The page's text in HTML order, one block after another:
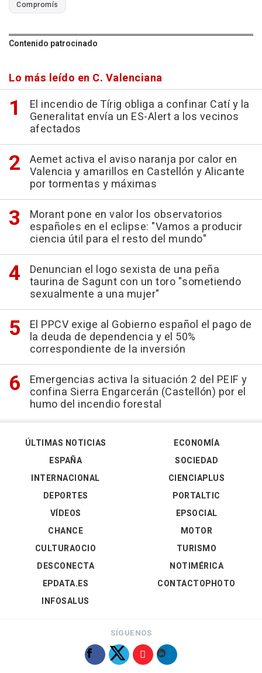
Compromís
Contenido patrocinado
Lo más leído en C. Valenciana
El incendio de Tírig obliga a confinar Catí y la
Generalitat envía un ES-Alert a los vecinos
afectados
Aemet activa el aviso naranja por calor en
Valencia y amarillos en Castellón y Alicante
por tormentas y máximas
Morant pone en valor los observatorios
españoles en el eclipse: "Vamos a producir
ciencia útil para el resto del mundo"
Denuncian el logo sexista de una peña
taurina de Sagunt con un toro "sometiendo
sexualmente a una mujer"
El PPCV exige al Gobierno español el pago de
la deuda de dependencia y el 50%
correspondiente de la inversión
Emergencias activa la situación 2 del PEIF y
confina Sierra Engarcerán (Castellón) por el
humo del incendio forestal
ÚLTIMAS NOTICIAS
ESPAÑA
INTERNACIONAL
DEPORTES
VÍDEOS
ECONOMÍA
SOCIEDAD
CIENCIAPLUS
PORTALTIC
EPSOCIAL
CHANCE
CULTURAOCIO
DESCONECTA
EPDATA.ES
INFOSALUS
MOTOR
TURISMO
NOTIMÉRICA
CONTACTOPHOTO
SÍGUENOS